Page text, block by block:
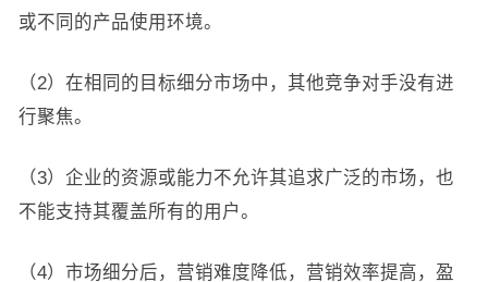
或不同的产品使用环境。
（2）在相同的目标细分市场中，其他竞争对手没有进
行聚焦。
（3）企业的资源或能力不允许其追求广泛的市场，也
不能支持其覆盖所有的用户。
（4）市场细分后，营销难度降低，营销效率提高，盈